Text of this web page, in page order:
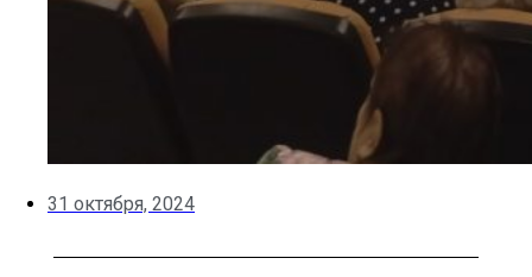
31 октября, 2024